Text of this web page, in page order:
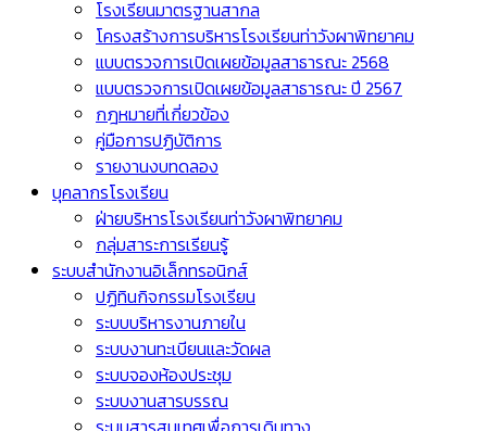
โรงเรียนมาตรฐานสากล
โครงสร้างการบริหารโรงเรียนท่าวังผาพิทยาคม
แบบตรวจการเปิดเผยข้อมูลสาธารณะ 2568
แบบตรวจการเปิดเผยข้อมูลสาธารณะ ปี 2567
กฎหมายที่เกี่ยวข้อง
คู่มือการปฏิบัติการ
รายงานงบทดลอง
บุคลากรโรงเรียน
ฝ่ายบริหารโรงเรียนท่าวังผาพิทยาคม
กลุ่มสาระการเรียนรู้
ระบบสำนักงานอิเล็กทรอนิกส์
ปฏิทินกิจกรรมโรงเรียน
ระบบบริหารงานภายใน
ระบบงานทะเบียนและวัดผล
ระบบจองห้องประชุม
ระบบงานสารบรรณ